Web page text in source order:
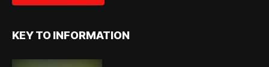
KEY TO INFORMATION